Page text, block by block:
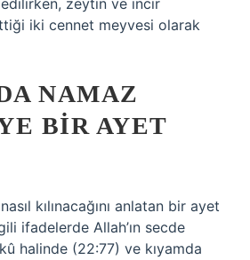
zeytin ve incir
iki cennet meyvesi olarak
NAMAZ
BIR AYET
nasıl kılınacağını anlatan bir ayet
ifadelerde Allah’ın secde
halinde (22:77) ve kıyamda